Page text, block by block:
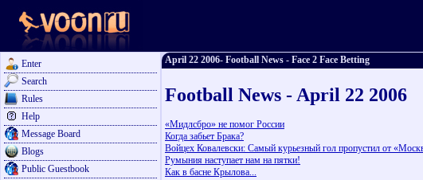
Enter
Search
Rules
Help
Message Board
Blogs
Public Guestbook
April 22 2006- Football News - Face 2 Face Betting
Football News - April 22 2006
«Мидлсбро» не помог России
Когда забьет Брака?
Войцех Ковалевски: Самый курьезный гол пропустил от
Румыния наступает нам на пятки!
Как в басне Крылова...